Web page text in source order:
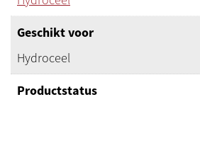
Geschikt voor
Hydroceel
Productstatus